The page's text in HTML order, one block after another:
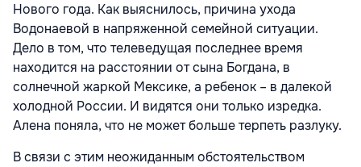
Нового года. Как выяснилось, причина ухода
Водонаевой в напряженной семейной ситуации.
Дело в том, что телеведущая последнее время
находится на расстоянии от сына Богдана, в
солнечной жаркой Мексике, а ребенок – в далекой
холодной России. И видятся они только изредка.
Алена поняла, что не может больше терпеть разлуку.
В связи с этим неожиданным обстоятельством